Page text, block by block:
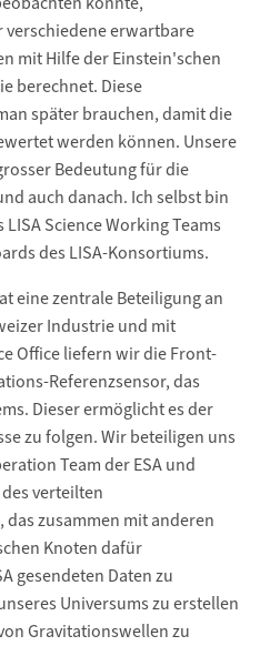
erwartbare
mit Hilfe der Einstein'schen
berechnet. Diese
später brauchen, damit die
werden können. Unsere
Bedeutung für die
auch danach. Ich selbst bin
Science Working Teams
des LISA-Konsortiums.
eine zentrale Beteiligung an
Industrie und mit
Office liefern wir die Front-
Referenzsensor, das
Dieser ermöglicht es der
zu folgen. Wir beteiligen uns
Team der ESA und
verteilten
zusammen mit anderen
Knoten dafür
gesendeten Daten zu
Universums zu erstellen
Gravitationswellen zu